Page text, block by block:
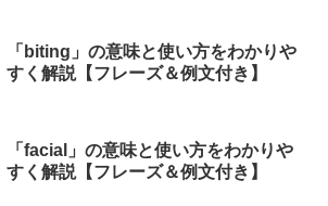
「biting」の意味と使い方をわかりや
すく解説【フレーズ＆例文付き】
「facial」の意味と使い方をわかりや
すく解説【フレーズ＆例文付き】